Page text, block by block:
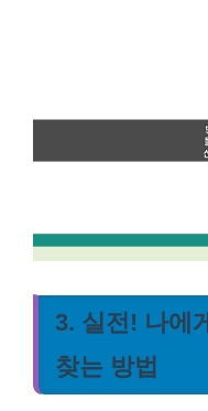
3. 실전! 나에
찾는 방법